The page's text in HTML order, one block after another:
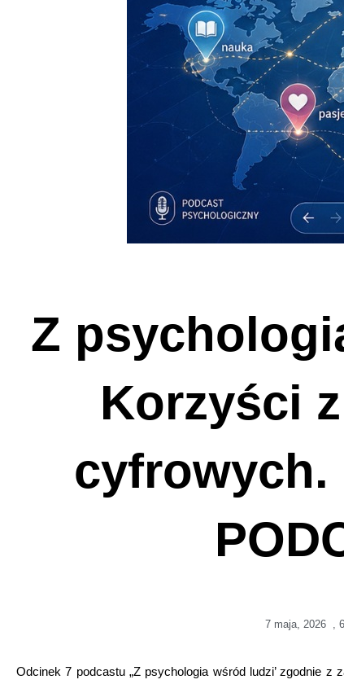
Z
Korzyści
cyfrowych.
7 maja, 2026 ,
Odcinek 7 podcastu „Z psychologia wśród ludzi’ zgodnie